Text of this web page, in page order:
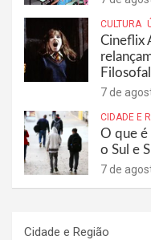
CULTURA
Cineflix
Filosofal
7 de
CIDADE E
O que é
o Sul e
7 de
Cidade e Região